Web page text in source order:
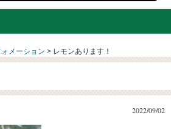
メーション > レモンあります！
2022/09/02